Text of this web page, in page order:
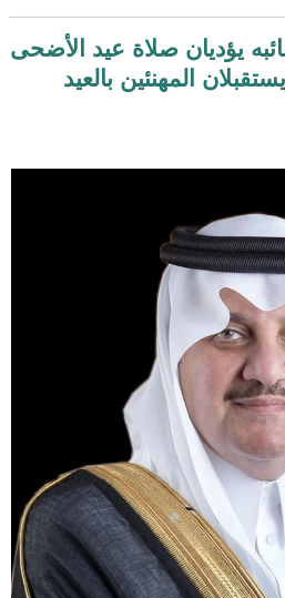
يؤديان صلاة عيد الأضحى
المهنئين بالعيد